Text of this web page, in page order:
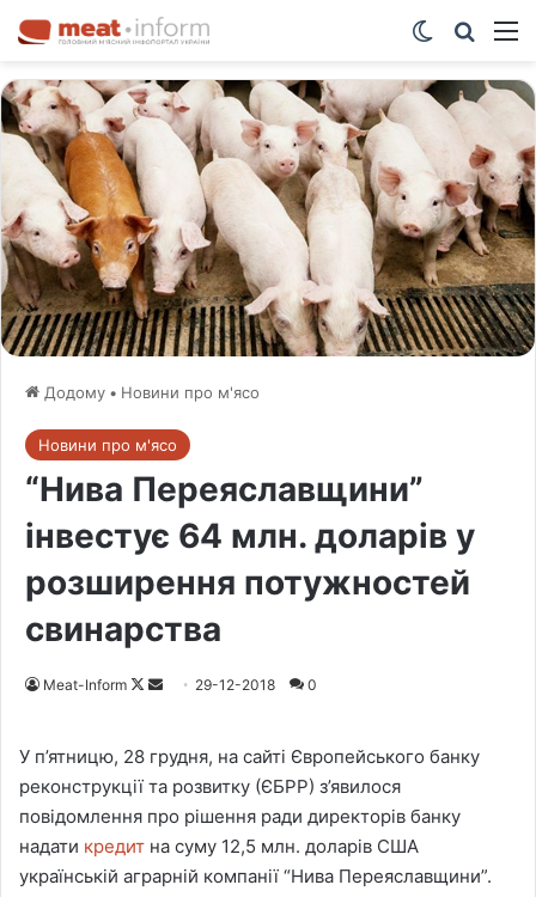
Switch skin
Додому • Новини про м'ясо
Новини про м'ясо
“Нива Переяславщини”
інвестує 64 млн. доларів у
розширення потужностей
свинарства
Meat-Inform
F
w
o
n
d
n
e
m
29-12-2018 0
У п’ятницю, 28 грудня, на сайті Європейського банку
реконструкції та розвитку (ЄБРР) з’явилося
повідомлення про рішення ради директорів банку
надати кредит на суму 12,5 млн. доларів США
українській аграрній компанії “Нива Переяславщини”.